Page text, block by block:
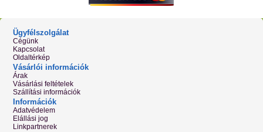
Ügyfélszolgálat
Cégünk
Kapcsolat
Oldaltérkép
Vásárlói információk
Árak
Vásárlási feltételek
Szállítási információk
Információk
Adatvédelem
Elállási jog
Linkpartnerek